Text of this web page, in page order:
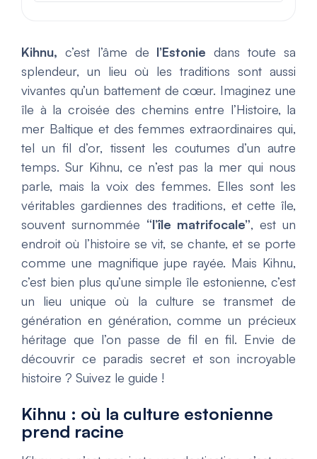
Kihnu, c’est l’âme de l’Estonie dans toute sa
splendeur, un lieu où les traditions sont aussi
vivantes qu’un battement de cœur. Imaginez une
île à la croisée des chemins entre l’Histoire, la
mer Baltique et des femmes extraordinaires qui,
tel un fil d’or, tissent les coutumes d’un autre
temps. Sur Kihnu, ce n’est pas la mer qui nous
parle, mais la voix des femmes. Elles sont les
véritables gardiennes des traditions, et cette île,
souvent surnommée “l’île matrifocale”, est un
endroit où l’histoire se vit, se chante, et se porte
comme une magnifique jupe rayée. Mais Kihnu,
c’est bien plus qu’une simple île estonienne, c’est
un lieu unique où la culture se transmet de
génération en génération, comme un précieux
héritage que l’on passe de fil en fil. Envie de
découvrir ce paradis secret et son incroyable
histoire ? Suivez le guide !
Kihnu : où la culture estonienne
prend racine